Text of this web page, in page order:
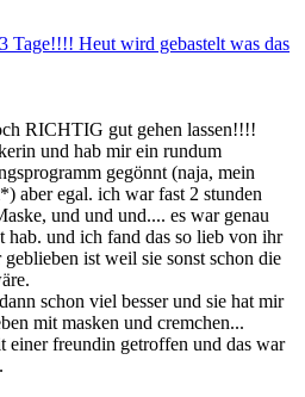
Tage!!!! Heut wird gebastelt was das
RICHTIG gut gehen lassen!!!!
und hab mir ein rundum
gegönnt (naja, mein
aber egal. ich war fast 2 stunden
und und und.... es war genau
hab. und ich fand das so lieb von ihr
ist weil sie sonst schon die
schon viel besser und sie hat mir
mit masken und cremchen...
einer freundin getroffen und das war